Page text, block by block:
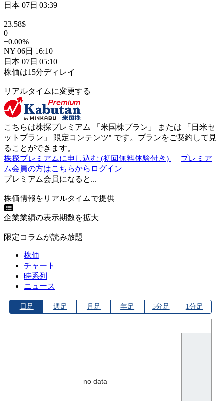
日本 07日 03:39
23.58$
0
+0.00%
NY 06日 16:10
日本 07日 05:10
株価は15分ディレイ
リアルタイムに変更する
こちらは株探プレミアム 「 米国株プラン 」 または 「 日米セ
ットプラン 」 限定コンテンツ" です。プランをご契約して見
ることができます。
株探プレミアムに申し込む (初回無料体験付き)
プレミア
ム会員の方はこちらからログイン
プレミアム会員になると...
株価情報をリアルタイムで提供
企業業績の表示期数を拡大
限定コラムが読み放題
株価
チャート
時系列
ニュース
日足 週足 月足 年足 5分足 1分足
no data